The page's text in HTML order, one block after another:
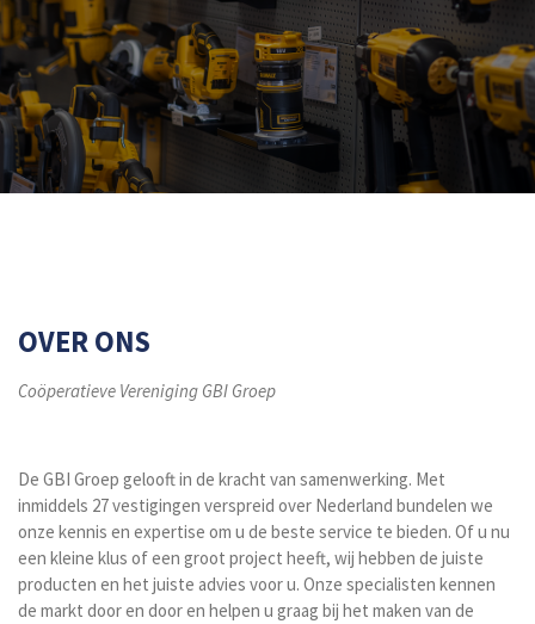
OVER ONS
Coöperatieve Vereniging GBI Groep
De GBI Groep gelooft in de kracht van samenwerking. Met
inmiddels 27 vestigingen verspreid over Nederland bundelen we
onze kennis en expertise om u de beste service te bieden. Of u nu
een kleine klus of een groot project heeft, wij hebben de juiste
producten en het juiste advies voor u. Onze specialisten kennen
de markt door en door en helpen u graag bij het maken van de